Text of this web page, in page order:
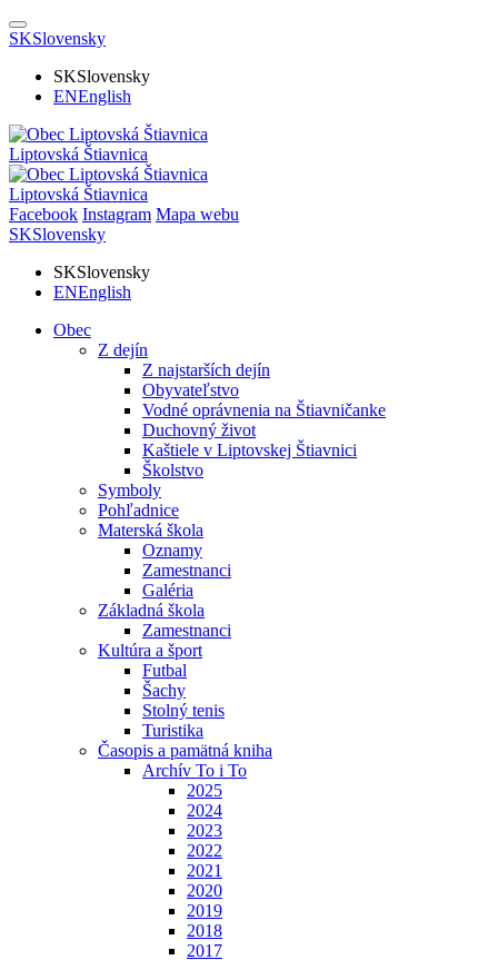
SKSlovensky
SKSlovensky
ENEnglish
Liptovská Štiavnica
Liptovská Štiavnica
Facebook Instagram Mapa webu
SKSlovensky
SKSlovensky
ENEnglish
Obec
Z dejín
Z najstarších dejín
Obyvateľstvo
Vodné oprávnenia na Štiavničanke
Duchovný život
Kaštiele v Liptovskej Štiavnici
Školstvo
Symboly
Pohľadnice
Materská škola
Oznamy
Zamestnanci
Galéria
Základná škola
Zamestnanci
Kultúra a šport
Futbal
Šachy
Stolný tenis
Turistika
Časopis a pamätná kniha
Archív To i To
2025
2024
2023
2022
2021
2020
2019
2018
2017